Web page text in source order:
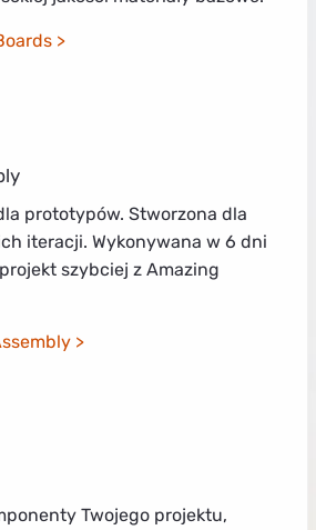
prototypów. Stworzona dla
iteracji. Wykonywana w 6 dni
szybciej z Amazing
Twojego projektu,